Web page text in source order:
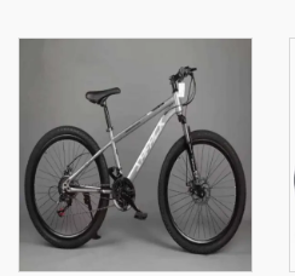
acciaio Singola
velocità & Freno a
pedale posteriore
Design semplice e
sicuro per ragazzi e
ragazze